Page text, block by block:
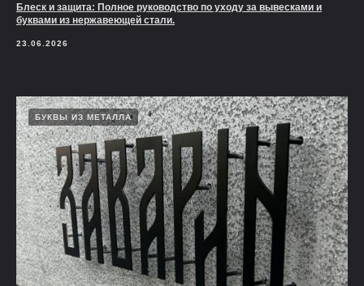
Блеск и защита: Полное руководство по уходу за вывесками и
буквами из нержавеющей стали.
23.06.2026
БУКВЫ ИЗ МЕТАЛЛА